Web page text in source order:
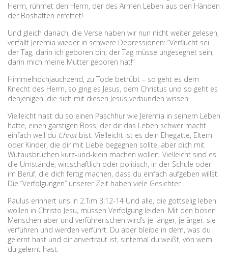
Herrn, rühmet den Herrn, der des Armen Leben aus den Händen
der Boshaften errettet!
Und gleich danach, die Verse haben wir nun nicht weiter gelesen,
verfällt Jeremia wieder in schwere Depressionen: “Verflucht sei
der Tag, darin ich geboren bin; der Tag müsse ungesegnet sein,
darin mich meine Mutter geboren hat!”
Himmelhochjauchzend, zu Tode betrübt – so geht es dem
Knecht des Herrn, so ging es Jesus, dem Christus und so geht es
denjenigen, die sich mit diesen Jesus verbunden wissen.
Vielleicht hast du so einen Paschhur wie Jeremia in seinem Leben
hatte, einen garstigen Boss, der dir das Leben schwer macht
einfach weil du Christ bist. Vielleicht ist es dein Ehegatte, Eltern
oder Kinder, die dir mit Liebe begegnen sollte, aber dich mit
Wutausbrüchen kurz-und-klein machen wollen. Vielleicht sind es
die Umstände, wirtschaftlich oder politisch, in der Schule oder
im Beruf, die dich fertig machen, dass du einfach aufgeben willst.
Die “Verfolgungen” unserer Zeit haben viele Gesichter …
Paulus erinnert uns in 2.Tim 3:12-14 Und alle, die gottselig leben
wollen in Christo Jesu, müssen Verfolgung leiden. Mit den bösen
Menschen aber und verführerischen wird’s je länger, je ärger: sie
verführen und werden verführt. Du aber bleibe in dem, was du
gelernt hast und dir anvertraut ist, sintemal du weißt, von wem
du gelernt hast.